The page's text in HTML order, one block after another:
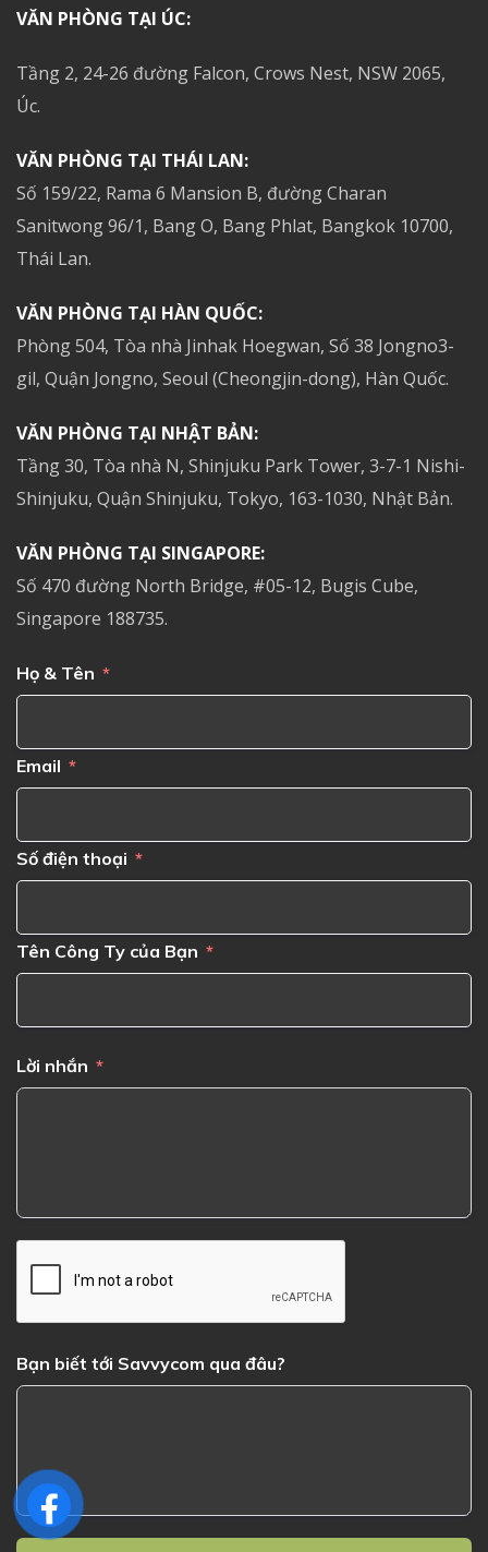
VĂN PHÒNG TẠI ÚC:
Tầng 2, 24-26 đường Falcon, Crows Nest, NSW 2065,
Úc.
VĂN PHÒNG TẠI THÁI LAN:
Số 159/22, Rama 6 Mansion B, đường Charan
Sanitwong 96/1, Bang O, Bang Phlat, Bangkok 10700,
Thái Lan.
VĂN PHÒNG TẠI HÀN QUỐC:
Phòng 504, Tòa nhà Jinhak Hoegwan, Số 38 Jongno3-
gil, Quận Jongno, Seoul (Cheongjin-dong), Hàn Quốc.
VĂN PHÒNG TẠI NHẬT BẢN:
Tầng 30, Tòa nhà N, Shinjuku Park Tower, 3-7-1 Nishi-
Shinjuku, Quận Shinjuku, Tokyo, 163-1030, Nhật Bản.
VĂN PHÒNG TẠI SINGAPORE:
Số 470 đường North Bridge, #05-12, Bugis Cube,
Singapore 188735.
Họ & Tên
Email
Số điện thoại
Tên Công Ty của Bạn
Lời nhắn
Bạn biết tới Savvycom qua đâu?